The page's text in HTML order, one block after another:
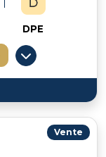
DPE
Vente